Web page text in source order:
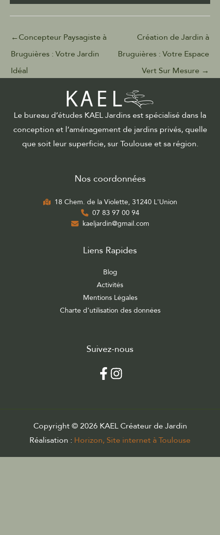
←Concepteur Paysagiste à
Bruguières : Votre Jardin
Idéal
Création de Jardin à
Bruguières : Votre Espace
Vert Sur Mesure →
Le bureau d’études KAEL Jardins est spécialisé dans la
conception et l’aménagement de jardins privés, quelle
que soit leur superficie, sur Toulouse et sa région.
Nos coordonnées
18 Chem. de la Violette, 31240 L'Union
07 83 97 00 94
kaeljardin@gmail.com
Liens Rapides
Blog
Activités
Mentions Légales
Charte d’utilisation des données
Suivez-nous
Copyright © 2026 KAEL Créateur de Jardin
Réalisation : Horizon, Site internet à Toulouse